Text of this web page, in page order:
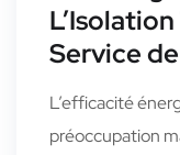
Service
L’efficacité
préoccupation